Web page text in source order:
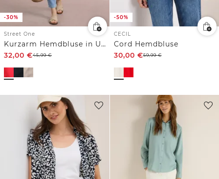
-30%
Street One
Kurzarm Hemdbluse in Unifarbe
32,00 €45,99€
-50%
CECIL
Cord Hemdbluse
30,00 €59,99€